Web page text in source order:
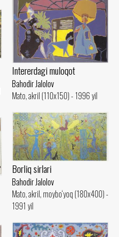
Intererdagi muloqot
Bahodir Jalolov
Mato, akril (110x150) - 1996 yil
Borliq sirlari
Bahodir Jalolov
Mato, akril, moybo‘yoq (180x400) -
1991 yil